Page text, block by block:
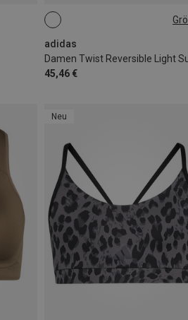
adidas
45,46 €
XS
Neu